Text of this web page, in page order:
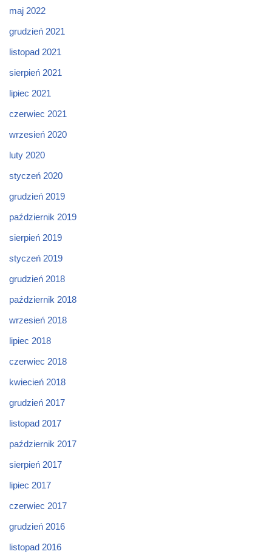
maj 2022
grudzień 2021
listopad 2021
sierpień 2021
lipiec 2021
czerwiec 2021
wrzesień 2020
luty 2020
styczeń 2020
grudzień 2019
październik 2019
sierpień 2019
styczeń 2019
grudzień 2018
październik 2018
wrzesień 2018
lipiec 2018
czerwiec 2018
kwiecień 2018
grudzień 2017
listopad 2017
październik 2017
sierpień 2017
lipiec 2017
czerwiec 2017
grudzień 2016
listopad 2016